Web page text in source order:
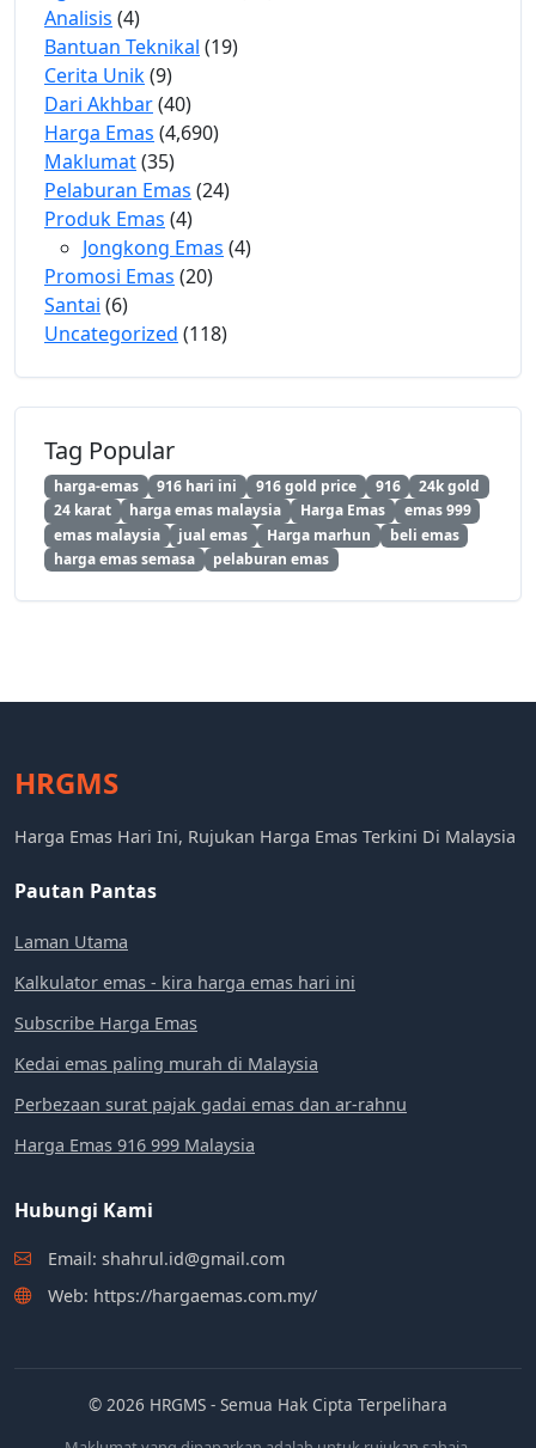
Analisis (4)
Bantuan Teknikal (19)
Cerita Unik(9)
Dari Akhbar(40)
Harga Emas (4,690)
Maklumat(35)
Pelaburan Emas (24)
Produk Emas (4)
Jongkong Emas (4)
Promosi Emas (20)
Santai (6)
Uncategorized (118)
Tag Popular
harga-emas 916 hari ini 916 gold price 916
24k gold
24 karat
harga emas malaysia Harga Emas
emas 999
emas malaysia
jual emas Harga marhun
beli emas
harga emas semasa
pelaburan emas
HRGMS
Harga Emas Hari Ini, Rujukan Harga Emas Terkini Di Malaysia
Pautan Pantas
Laman Utama
Kalkulator emas - kira harga emas hari ini
Subscribe Harga Emas
Kedai emas paling murah di Malaysia
Perbezaan surat pajak gadai emas dan ar-rahnu
Harga Emas 916 999 Malaysia
Hubungi Kami
Email: shahrul.id@gmail.com
Web: https://hargaemas.com.my/
© 2026 HRGMS - Semua Hak Cipta Terpelihara